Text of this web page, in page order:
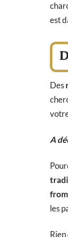
est
Des
A
les